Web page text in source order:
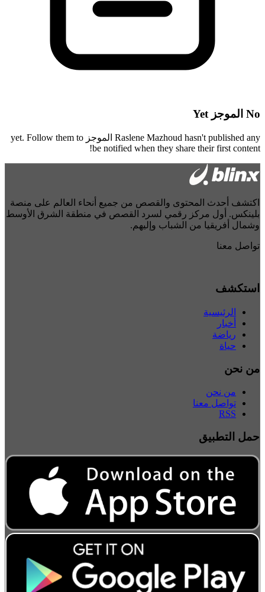
No الموجز
Raslene Mazhoud hasn't published any الموجز yet. Follow them to
be notified when they share their first content!
اكتشف أحدث المحتوى والقصص من جميع أنحاء العالم على منصة
بلينكس. أول مركز رقمي لسرد القصص في منطقة الشرق الأوسط
وشمال أفريقيا من الشباب وإليهم.
تواصل معنا
استكشف
الرئيسية
أخبار
رياضة
حياة
من نحن
من نحن
تواصل معنا
RSS
حمل التطبيق